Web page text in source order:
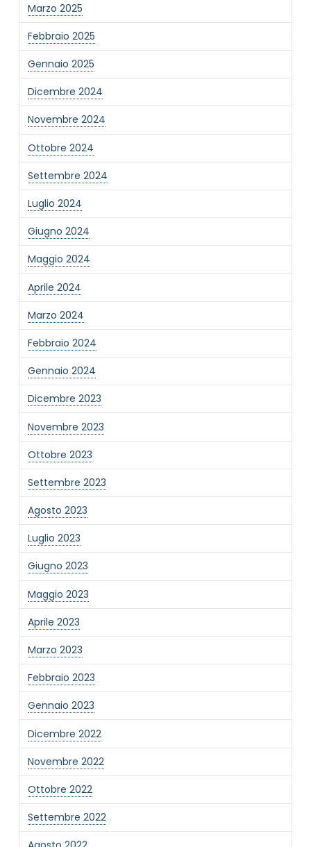
Marzo 2025
Febbraio 2025
Gennaio 2025
Dicembre 2024
Novembre 2024
Ottobre 2024
Settembre 2024
Luglio 2024
Giugno 2024
Maggio 2024
Aprile 2024
Marzo 2024
Febbraio 2024
Gennaio 2024
Dicembre 2023
Novembre 2023
Ottobre 2023
Settembre 2023
Agosto 2023
Luglio 2023
Giugno 2023
Maggio 2023
Aprile 2023
Marzo 2023
Febbraio 2023
Gennaio 2023
Dicembre 2022
Novembre 2022
Ottobre 2022
Settembre 2022
NOME STRUTTURA*
MAIL REFERENTE*
MOTIVO DEL CONTATTO*
Informativa Privacy
Ho preso visione dell'informativa privacy
Privacy Policy completa
Newsletter
Desidero rimanere aggiornato sulle ultime
novità dell'Associazione tramite l'iscrizione alla
newsletter
Invia